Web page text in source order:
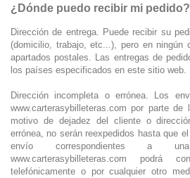
¿Dónde puedo recibir mi pedido?
Dirección de entrega. Puede recibir su
(domicilio, trabajo, etc...), pero en ningún
apartados postales. Las entregas de
los países especificados en este sitio web.
Dirección incompleta o errónea. Los
www.carterasybilleteras.com por parte
motivo de dejadez del cliente o
errónea, no serán reexpedidos hasta que
envío correspondientes a
www.carterasybilleteras.com podrá
telefónicamente o por cualquier otro